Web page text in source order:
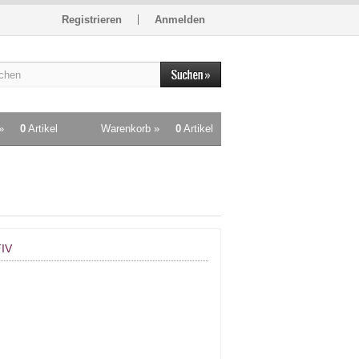
Registrieren Anmelden
Warenkorb » 0 Artikel
0 Artikel